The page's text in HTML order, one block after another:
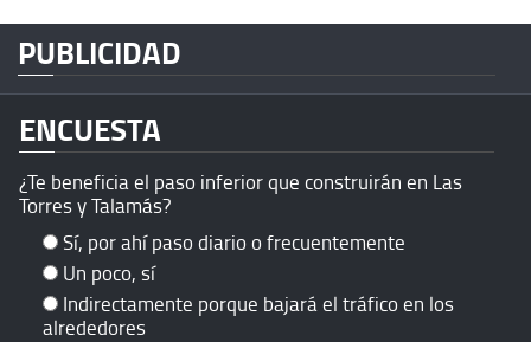
PUBLICIDAD
ENCUESTA
¿Te beneficia el paso inferior que construirán en Las
Torres y Talamás?
Sí, por ahí paso diario o frecuentemente
Un poco, sí
Indirectamente porque bajará el tráfico en los
alrededores